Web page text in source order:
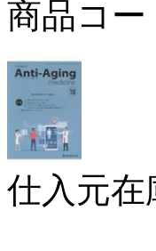
商品コー
仕入元在